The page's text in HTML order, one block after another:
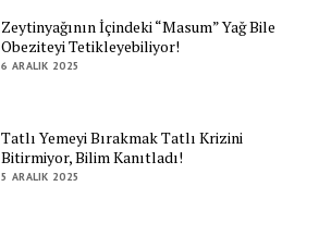
Zeytinyağının İçindeki “Masum” Yağ Bile
Obeziteyi Tetikleyebiliyor!
6 ARALIK 2025
Tatlı Yemeyi Bırakmak Tatlı Krizini
Bitirmiyor, Bilim Kanıtladı!
5 ARALIK 2025